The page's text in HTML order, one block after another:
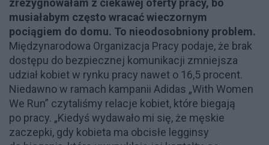
musiałabym często wracać wieczornym
pociągiem do domu. To nieodosobniony problem.
Międzynarodowa Organizacja Pracy podaje, że brak
dostępu do bezpiecznej komunikacji zmniejsza
udział kobiet w rynku pracy nawet o 16,5 procent.
Niedawno w ramach kampanii Adidas „With Women
We Run” czytaliśmy relacje kobiet, które biegają
po pracy. „Kiedyś wydawało mi się, że męskie
zaczepki, gdy kobieta ma obcisłe legginsy